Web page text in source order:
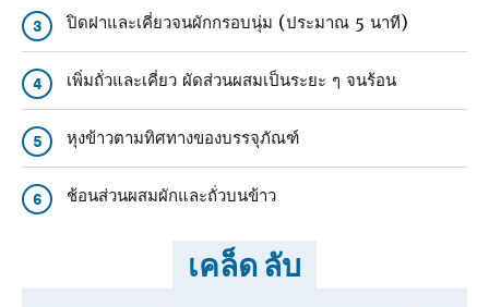
3 ปิดฝาและเคี่ยวจนผักกรอบนุ่ม (ประมาณ 5 นาที)
4 เพิ่มถั่วและเคี่ยว ผัดส่วนผสมเป็นระยะ ๆ จนร้อน
5 หุงข้าวตามทิศทางของบรรจุภัณฑ์
6 ช้อนส่วนผสมผักและถั่วบนข้าว
เคล็ด ลับ